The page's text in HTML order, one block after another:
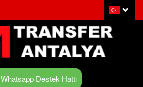
Whatsapp Destek Hattı